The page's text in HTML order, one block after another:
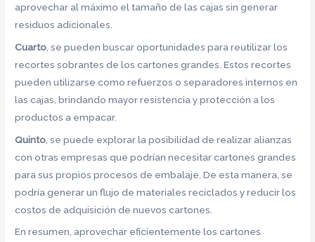
aprovechar al máximo el tamaño de las cajas sin generar
residuos adicionales.
Cuarto , se pueden buscar oportunidades para reutilizar los
recortes sobrantes de los cartones grandes. Estos recortes
pueden utilizarse como refuerzos o separadores internos en
las cajas, brindando mayor resistencia y protección a los
productos a empacar.
Quinto , se puede explorar la posibilidad de realizar alianzas
con otras empresas que podrían necesitar cartones grandes
para sus propios procesos de embalaje. De esta manera, se
podría generar un flujo de materiales reciclados y reducir los
costos de adquisición de nuevos cartones.
En resumen, aprovechar eficientemente los cartones